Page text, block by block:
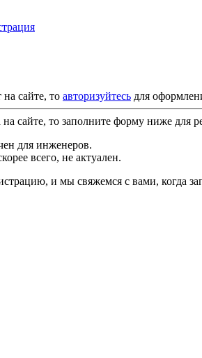
сайте, то авторизуйтесь для
сайте, то заполните форму ниже для
для инженеров.
всего, не актуален.
и мы свяжемся с вами, когда